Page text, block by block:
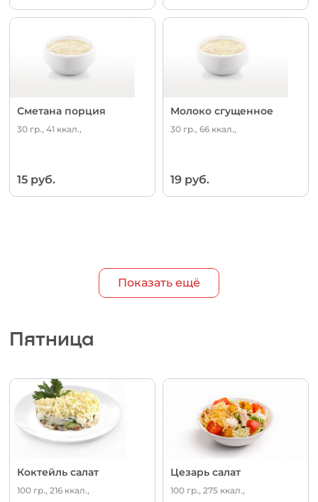
Сметана порция
30 гр., 41 ккал.,
15 руб.
Молоко сгущенное
30 гр., 66 ккал.,
19 руб.
Показать ещё
Пятница
Коктейль салат
100 гр., 216 ккал.,
Цезарь салат
100 гр., 275 ккал.,